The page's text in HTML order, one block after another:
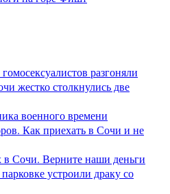
разгоняли
жестко столкнулись две
военного времени
Как приехать в Сочи и не
в Сочи. Верните наши деньги
устроили драку со